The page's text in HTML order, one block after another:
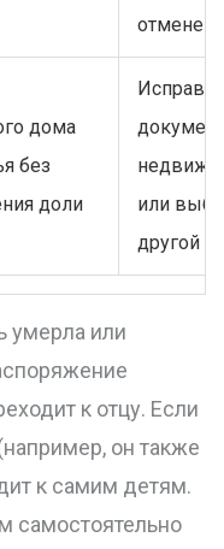
дома
без
доли
или
другой
умерла или
к отцу. Если
он также
к самим детям.
самостоятельно